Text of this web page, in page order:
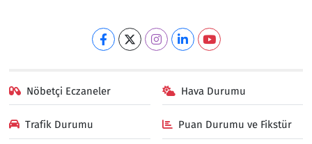
Nöbetçi Eczaneler Hava Durumu
Trafik Durumu Puan Durumu ve Fikstür